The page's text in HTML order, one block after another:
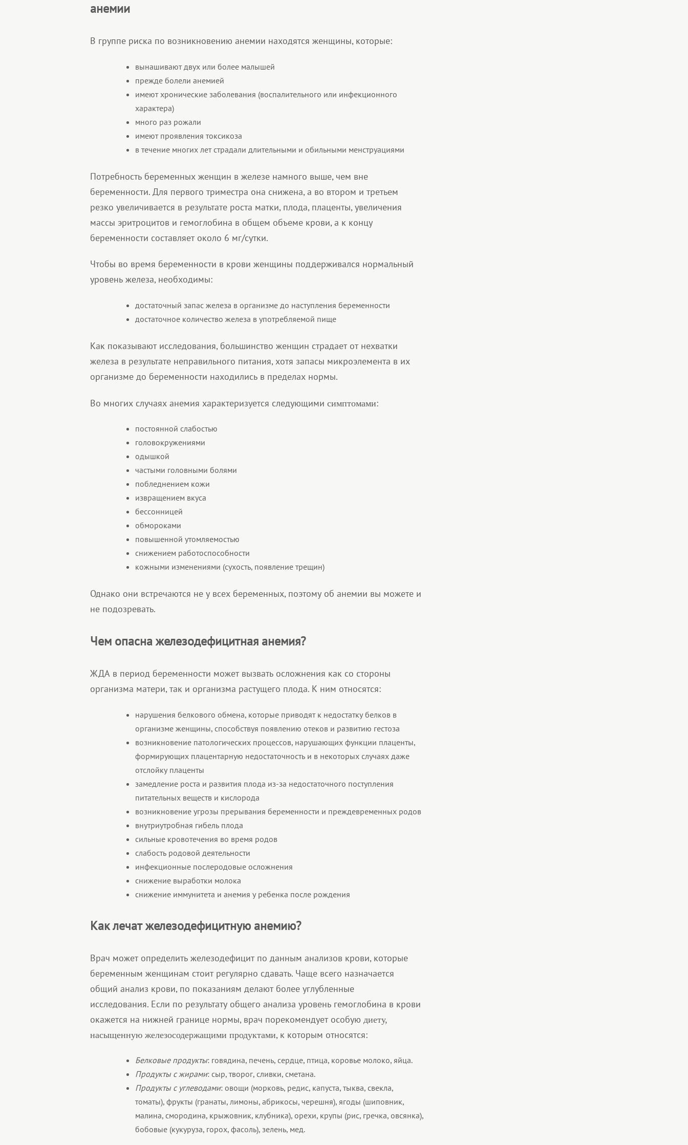
анемии
В группе риска по возникновению анемии находятся женщины, которые:
вынашивают двух или более малышей
прежде болели анемией
имеют хронические заболевания (воспалительного или инфекционного
характера)
много раз рожали
имеют проявления токсикоза
в течение многих лет страдали длительными и обильными менструациями
Потребность беременных женщин в железе намного выше, чем вне
беременности. Для первого триместра она снижена, а во втором и третьем
резко увеличивается в результате роста матки, плода, плаценты, увеличения
массы эритроцитов и гемоглобина в общем объеме крови, а к концу
беременности составляет около 6 мг/сутки.
Чтобы во время беременности в крови женщины поддерживался нормальный
уровень железа, необходимы:
достаточный запас железа в организме до наступления беременности
достаточное количество железа в употребляемой пище
Как показывают исследования, большинство женщин страдает от нехватки
железа в результате неправильного питания, хотя запасы микроэлемента в их
организме до беременности находились в пределах нормы.
Во многих случаях анемия характеризуется следующими симптомами:
постоянной слабостью
головокружениями
одышкой
частыми головными болями
побледнением кожи
извращением вкуса
бессонницей
обмороками
повышенной утомляемостью
снижением работоспособности
кожными изменениями (сухость, появление трещин)
Однако они встречаются не у всех беременных, поэтому об анемии вы можете и
не подозревать.
Чем опасна железодефицитная анемия?
ЖДА в период беременности может вызвать осложнения как со стороны
организма матери, так и организма растущего плода. К ним относятся:
нарушения белкового обмена, которые приводят к недостатку белков в
организме женщины, способствуя появлению отеков и развитию гестоза
возникновение патологических процессов, нарушающих функции плаценты,
формирующих плацентарную недостаточность и в некоторых случаях даже
отслойку плаценты
замедление роста и развития плода из-за недостаточного поступления
питательных веществ и кислорода
возникновение угрозы прерывания беременности и преждевременных родов
внутриутробная гибель плода
сильные кровотечения во время родов
слабость родовой деятельности
инфекционные послеродовые осложнения
снижение выработки молока
снижение иммунитета и анемия у ребенка после рождения
Как лечат железодефицитную анемию?
Врач может определить железодефицит по данным анализов крови, которые
беременным женщинам стоит регулярно сдавать. Чаще всего назначается
общий анализ крови, по показаниям делают более углубленные
исследования. Если по результату общего анализа уровень гемоглобина в крови
окажется на нижней границе нормы, врач порекомендует особую диету,
насыщенную железосодержащими продуктами, к которым относятся:
Белковые продукты: говядина, печень, сердце, птица, коровье молоко, яйца.
Продукты с жирами: сыр, творог, сливки, сметана.
Продукты с углеводами: овощи (морковь, редис, капуста, тыква, свекла,
томаты), фрукты (гранаты, лимоны, абрикосы, черешня), ягоды (шиповник,
малина, смородина, крыжовник, клубника), орехи, крупы (рис, гречка, овсянка),
бобовые (кукуруза, горох, фасоль), зелень, мед.